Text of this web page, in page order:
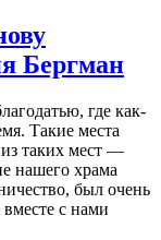
Бергман
где как-
Такие места
таких мест —
нашего храма
был очень
с нами